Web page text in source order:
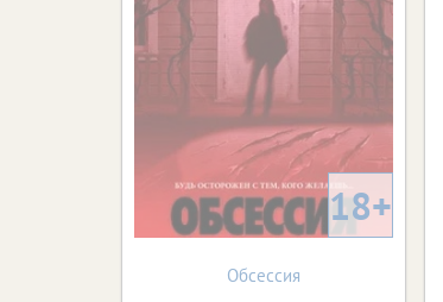
18+
Обсессия